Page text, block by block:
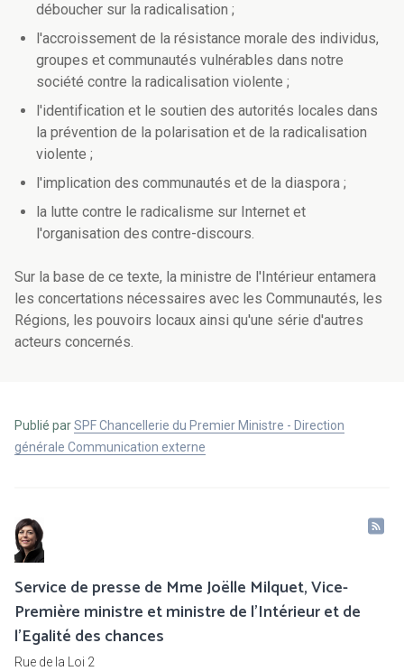
déboucher sur la radicalisation ;
l'accroissement de la résistance morale des individus,
groupes et communautés vulnérables dans notre
société contre la radicalisation violente ;
l'identification et le soutien des autorités locales dans
la prévention de la polarisation et de la radicalisation
violente ;
l'implication des communautés et de la diaspora ;
la lutte contre le radicalisme sur Internet et
l'organisation des contre-discours.
Sur la base de ce texte, la ministre de l'Intérieur entamera
les concertations nécessaires avec les Communautés, les
Régions, les pouvoirs locaux ainsi qu'une série d'autres
acteurs concernés.
Publié parSPF Chancellerie du Premier Ministre - Direction
générale Communication externe
Service de presse de Mme Joëlle Milquet, Vice-
Première ministre et ministre de l'Intérieur et de
l'Egalité des chances
Rue de la Loi 2